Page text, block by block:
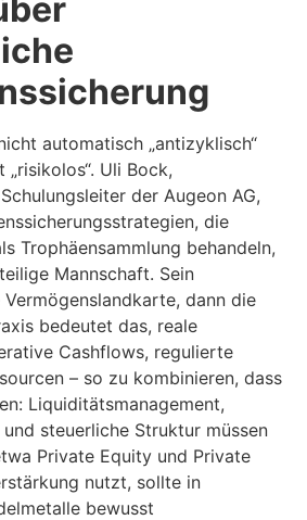
automatisch „antizyklisch“
Uli Bock,
der Augeon AG,
die
Trophäensammlung behandeln,
Mannschaft. Sein
dann die
bedeutet das, reale
Cashflows, regulierte
– so zu kombinieren, dass
Liquiditätsmanagement,
steuerliche Struktur müssen
Private Equity und Private
nutzt, sollte in
bewusst